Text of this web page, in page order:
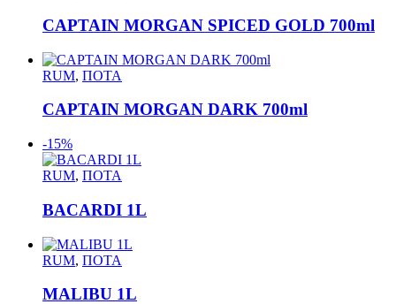
CAPTAIN MORGAN SPICED GOLD 700ml
RUM, ΠΟΤΑ
CAPTAIN MORGAN DARK 700ml
-15%
RUM, ΠΟΤΑ
BACARDI 1L
RUM, ΠΟΤΑ
MALIBU 1L